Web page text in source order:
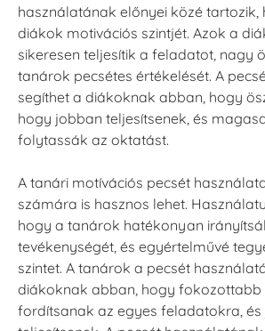
használatának előnyei közé tartozik,
diákok motivációs szintjét. Azok a
sikeresen teljesítik a feladatot, nagy
tanárok pecsétes értékelését. A
segíthet a diákoknak abban, hogy
hogy jobban teljesítsenek, és
folytassák az oktatást.
A tanári motívációs pecsét
számára is hasznos lehet.
hogy a tanárok hatékonyan
tevékenységét, és egyértelművé
szintet. A tanárok a pecsét
diákoknak abban, hogy
fordítsanak az egyes feladatokra,